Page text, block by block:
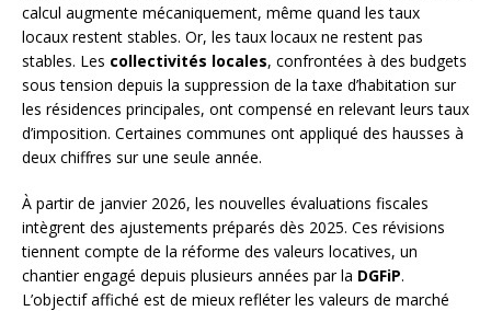
calcul augmente mécaniquement, même quand les taux
locaux restent stables. Or, les taux locaux ne restent pas
stables. Les collectivités locales, confrontées à des budgets
sous tension depuis la suppression de la taxe d’habitation sur
les résidences principales, ont compensé en relevant leurs taux
d’imposition. Certaines communes ont appliqué des hausses à
deux chiffres sur une seule année.
À partir de janvier 2026, les nouvelles évaluations fiscales
intègrent des ajustements préparés dès 2025. Ces révisions
tiennent compte de la réforme des valeurs locatives, un
chantier engagé depuis plusieurs années par la DGFiP.
L’objectif affiché est de mieux refléter les valeurs de marché